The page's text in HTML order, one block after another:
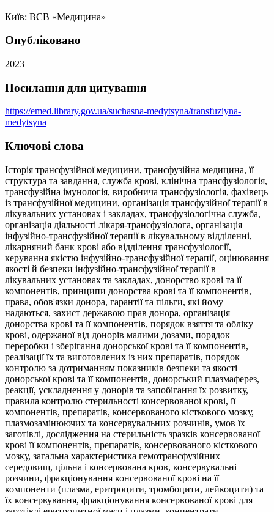
Київ: ВСВ «Медицина»
Опубліковано
2023
Посилання для цитування
https://emed.library.gov.ua/suchasna-medytsyna/transfuziyna-
medytsyna
Ключові слова
Історія трансфузійної медицини, трансфузійна медицина, її
структура та завдання, служба крові, клінічна трансфузіологія,
трансфузійна імунологія, виробнича трансфузіологія, фахівець
із трансфузійної медицини, організація трансфузійної терапії в
лікувальних установах і закладах, трансфузіологічна служба,
організація діяльності лікаря-трансфузіолога, організація
інфузійно-трансфузійної терапії в лікувальному відділенні,
лікарняний банк крові або відділення трансфузіології,
керування якістю інфузійно-трансфузійної терапії, оцінювання
якості й безпеки інфузійно-трансфузійної терапії в
лікувальних установах та закладах, донорство крові та її
компонентів, принципи донорства крові та її компонентів,
права, обов'язки донора, гарантії та пільги, які йому
надаються, захист державою прав донора, організація
донорства крові та її компонентів, порядок взяття та обліку
крові, одержаної від донорів малими дозами, порядок
переробки і зберігання донорської крові та її компонентів,
реалізації їх та виготовлених із них препаратів, порядок
контролю за дотриманням показників безпеки та якості
донорської крові та її компонентів, донорський плазмаферез,
реакції, ускладнення у донорів та запобігання їх розвитку,
правила контролю стерильності консервованої крові, її
компонентів, препаратів, консервованого кісткового мозку,
плазмозамінюючих та консервувальних розчинів, умов їх
заготівлі, дослідження на стерильність зразків консервованої
крові її компонентів, препаратів, консервованого кісткового
мозку, загальна характеристика гемотрансфузійних
середовищ, цільна і консервована кров, консервувальні
розчини, фракціонування консервованої крові на її
компоненти (плазма, еритроцити, тромбоцити, лейкоцити) та
їх консервування, фракціонування консервованої крові для